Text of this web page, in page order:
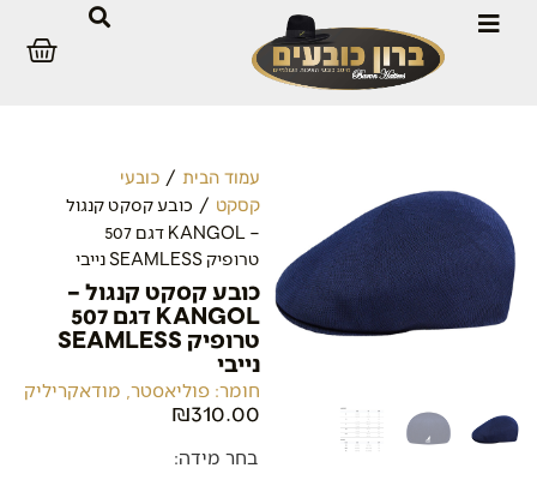
עמוד הבית /כובעי
קסקט / כובע קסקט קנגול
– KANGOL דגם 507
טרופיק SEAMLESS נייבי
כובע קסקט קנגול –
KANGOL דגם 507
טרופיק SEAMLESS
נייבי
חומר: פוליאסטר, מודאקריליק
₪310.00
בחר מידה: